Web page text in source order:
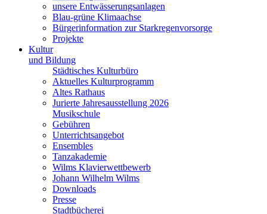
unsere Entwässerungsanlagen
Blau-grüne Klimaachse
Bürgerinformation zur Starkregenvorsorge
Projekte
Kultur
und Bildung
Städtisches Kulturbüro
Aktuelles Kulturprogramm
Altes Rathaus
Jurierte Jahresausstellung 2026
Musikschule
Gebühren
Unterrichtsangebot
Ensembles
Tanzakademie
Wilms Klavierwettbewerb
Johann Wilhelm Wilms
Downloads
Presse
Stadtbücherei